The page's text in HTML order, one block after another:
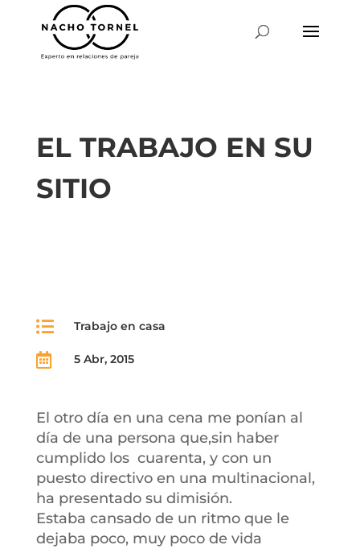
EL TRABAJO EN SU
SITIO
 Trabajo en casa
 5 Abr, 2015
El otro día en una cena me ponían al
día de una persona que,sin haber
cumplido los cuarenta, y con un
puesto directivo en una multinacional,
ha presentado su dimisión.
Estaba cansado de un ritmo que le
dejaba poco, muy poco de vida